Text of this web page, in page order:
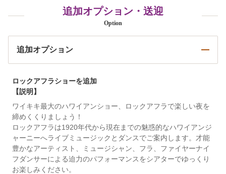
追加オプション・送迎
Option
追加オプション
ロックアフラショーを追加
【説明】
ワイキキ最大のハワイアンショー、ロックアフラで楽しい夜を
締めくくりましょう！
ロックアフラは1920年代から現在までの魅惑的なハワイアンジ
ャーニーへライブミュージックとダンスでご案内します。才能
豊かなアーティスト、ミュージシャン、フラ、ファイヤーナイ
フダンサーによる迫力のパフォーマンスをシアターでゆっくり
お楽しみください。